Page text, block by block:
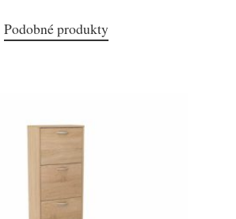
Podobné produkty